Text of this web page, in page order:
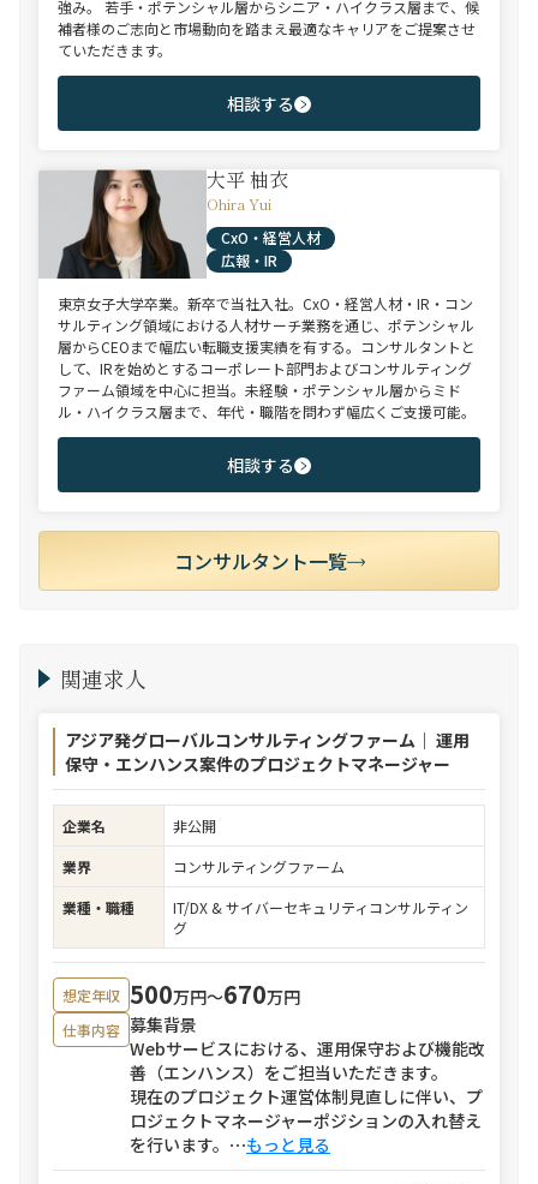
強み。 若手・ポテンシャル層からシニア・ハイクラス層まで、候
補者様のご志向と市場動向を踏まえ最適なキャリアをご提案させ
ていただきます。
相談する
大平 柚衣
Ohira Yui
CxO・経営人材
広報・IR
東京女子大学卒業。新卒で当社入社。CxO・経営人材・IR・コン
サルティング領域における人材サーチ業務を通じ、ポテンシャル
層からCEOまで幅広い転職支援実績を有する。コンサルタントと
して、IRを始めとするコーポレート部門およびコンサルティング
ファーム領域を中心に担当。未経験・ポテンシャル層からミド
ル・ハイクラス層まで、年代・職階を問わず幅広くご支援可能。
相談する
コンサルタント一覧
関連求人
アジア発グローバルコンサルティングファーム｜ 運用
保守・エンハンス案件のプロジェクトマネージャー
企業名
非公開
業界
コンサルティングファーム
業種・職種
IT/DX & サイバーセキュリティコンサルティン
グ
想定年収 500万円〜670万円
仕事内容 募集背景
Webサービスにおける、運用保守および機能改
善（エンハンス）をご担当いただきます。
現在のプロジェクト運営体制見直しに伴い、プ
ロジェクトマネージャーポジションの入れ替え
を行います。 ⋯もっと見る